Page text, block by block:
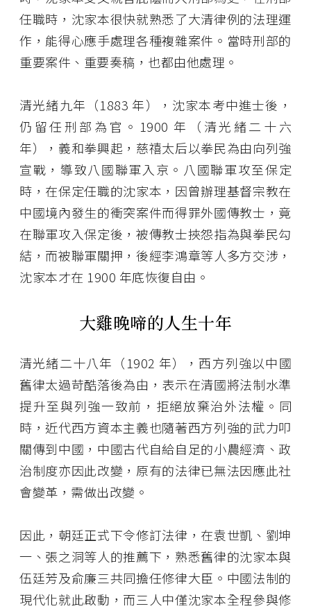
任職時，沈家本很快就熟悉了大清律例的法理運
作，能得心應手處理各種複雜案件。當時刑部的
重要案件、重要奏稿，也都由他處理。
清光緒九年（1883 年），沈家本考中進士後，
仍留任刑部為官。1900 年（清光緒二十六
年），義和拳興起，慈禧太后以拳民為由向列強
宣戰，導致八國聯軍入京。八國聯軍攻至保定
時，在保定任職的沈家本，因曾辦理基督宗教在
中國境內發生的衝突案件而得罪外國傳教士，竟
在聯軍攻入保定後，被傳教士挾怨指為與拳民勾
結，而被聯軍關押，後經李鴻章等人多方交涉，
沈家本才在 1900 年底恢復自由。
大雞晚啼的人生十年
清光緒二十八年（1902 年），西方列強以中國
舊律太過苛酷落後為由，表示在清國將法制水準
提升至與列強一致前，拒絕放棄治外法權。同
時，近代西方資本主義也隨著西方列強的武力叩
關傳到中國，中國古代自給自足的小農經濟、政
治制度亦因此改變，原有的法律已無法因應此社
會變革，需做出改變。
因此，朝廷正式下令修訂法律，在袁世凱、劉坤
一、張之洞等人的推薦下，熟悉舊律的沈家本與
伍廷芳及俞廉三共同擔任修律大臣。中國法制的
現代化就此啟動，而三人中僅沈家本全程參與修